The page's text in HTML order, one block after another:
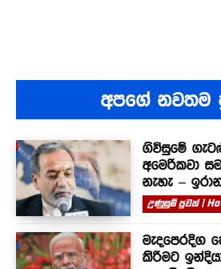
අපගේ නවතම
ගිවිසුමේ
අමෙරිකවා
නැහැ –
උණුසුම් පුවත් |
මැදපෙරදිග
කිරීමට